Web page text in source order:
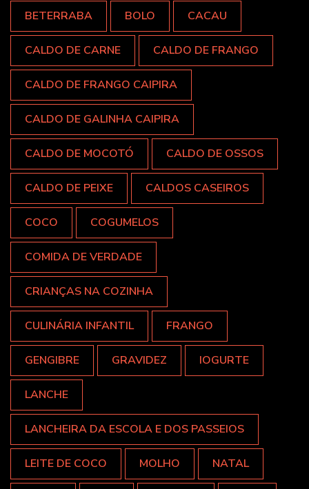
BETERRABA BOLO CACAU
CALDO DE CARNE CALDO DE FRANGO
CALDO DE FRANGO CAIPIRA
CALDO DE GALINHA CAIPIRA
CALDO DE MOCOTÓ CALDO DE OSSOS
CALDO DE PEIXE CALDOS CASEIROS
COCO COGUMELOS
COMIDA DE VERDADE
CRIANÇAS NA COZINHA
CULINÁRIA INFANTIL FRANGO
GENGIBRE GRAVIDEZ IOGURTE
LANCHE
LANCHEIRA DA ESCOLA E DOS PASSEIOS
LEITE DE COCO MOLHO NATAL